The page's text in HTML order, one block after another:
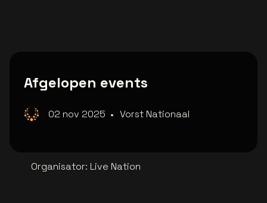
Afgelopen events
02 nov 2025 • Vorst Nationaal
Organisator: Live Nation